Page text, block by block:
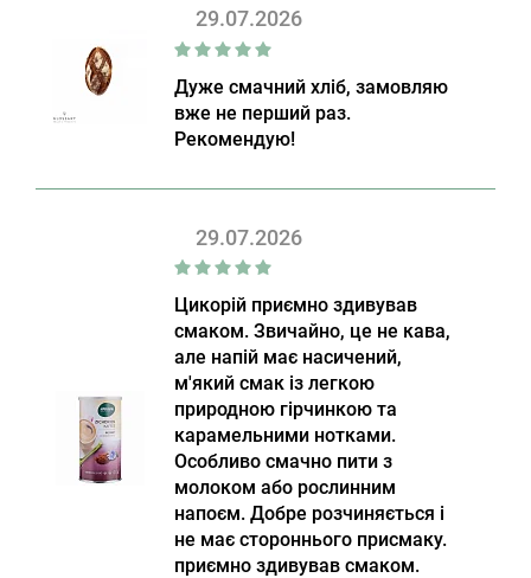
29.07.2026
Дуже смачний хліб, замовляю
вже не перший раз.
Рекомендую!
29.07.2026
Цикорій приємно здивував
смаком. Звичайно, це не кава,
але напій має насичений,
м'який смак із легкою
природною гірчинкою та
карамельними нотками.
Особливо смачно пити з
молоком або рослинним
напоєм. Добре розчиняється і
не має стороннього присмаку.
приємно здивував смаком.